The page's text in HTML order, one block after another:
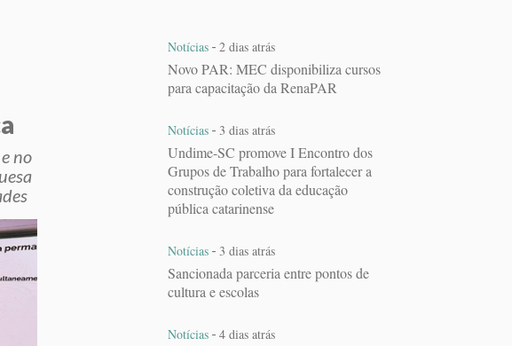
no
Notícias - 2 dias atrás
Novo PAR: MEC disponibiliza cursos
para capacitação da RenaPAR
Notícias - 3 dias atrás
Undime-SC promove I Encontro dos
Grupos de Trabalho para fortalecer a
construção coletiva da educação
pública catarinense
Notícias - 3 dias atrás
Sancionada parceria entre pontos de
cultura e escolas
Notícias - 4 dias atrás